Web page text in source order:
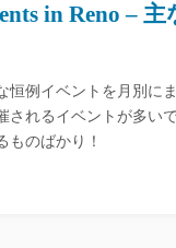
in Reno –
恒例イベントを月別に
されるイベントが多い
ものばかり！